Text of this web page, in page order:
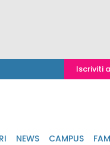
Iscriviti
NEWS CAMPUS